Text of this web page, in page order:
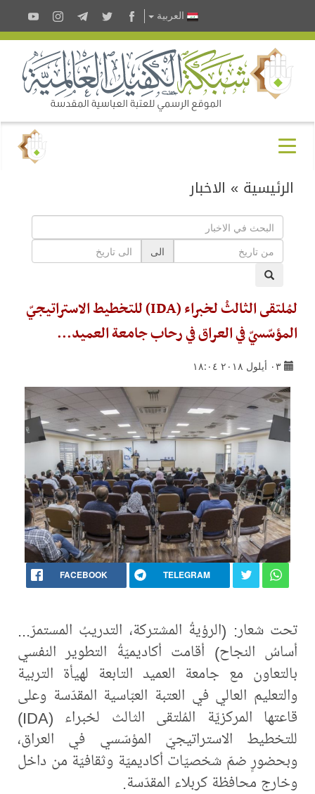
العربية
الرئيسية » الاخبار
الى
لمُلتقى الثالثُ لخبراء (IDA) للتخطيط الاستراتيجيّ
المؤسّسيّ في العراق في رحاب جامعة العميد...
٠٣ أيلول ٢٠١٨ ١٨:٠٤
FACEBOOK TELEGRAM
تحت شعار: (الرؤيةُ المشتركة، التدريبُ المستمرّ...
أساسُ النجاح) أقامت أكاديميّةُ التطوير النفسي
بالتعاون مع جامعة العميد التابعة لهيأة التربية
والتعليم العالي في العتبة العبّاسية المقدّسة وعلى
قاعتها المركزيّة المُلتقى الثالث لخبراء (IDA)
للتخطيط الاستراتيجيّ المؤسّسي في العراق،
وبحضورٍ ضمّ شخصيّات أكاديميّة وثقافيّة من داخل
وخارج محافظة كربلاء المقدّسة.